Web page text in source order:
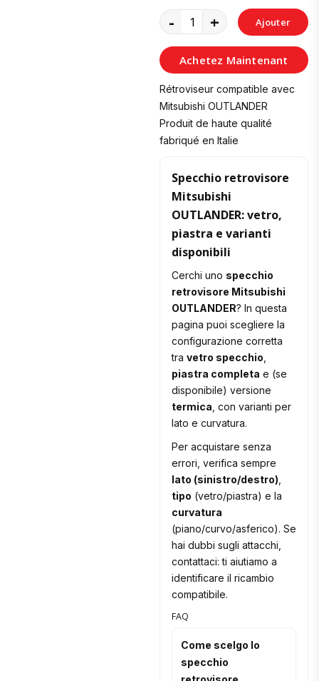
- + Ajouter
au
Panier
Achetez Maintenant
Rétroviseur compatible avec
Mitsubishi OUTLANDER
Produit de haute qualité
fabriqué en Italie
Specchio retrovisore
Mitsubishi
OUTLANDER: vetro,
piastra e varianti
disponibili
Cerchi uno specchio
retrovisore Mitsubishi
OUTLANDER? In questa
pagina puoi scegliere la
configurazione corretta
tra vetro specchio
piastra completa e (se
disponibile) versione
termica , con varianti per
lato e curvatura.
Per acquistare senza
errori, verifica sempre
lato (sinistro/destro)
tipo (vetro/piastra) e la
curvatura
(piano/curvo/asferico). Se
hai dubbi sugli attacchi,
contattaci: ti aiutiamo a
identificare il ricambio
compatibile.
FAQ
Come scelgo lo
specchio